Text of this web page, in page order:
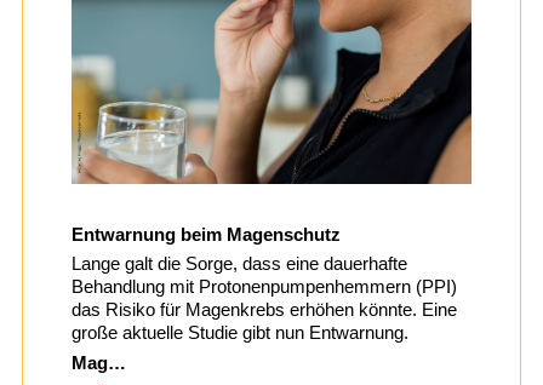
Entwarnung beim Magenschutz
Lange galt die Sorge, dass eine dauerhafte
Behandlung mit Protonenpumpenhemmern (PPI)
das Risiko für Magenkrebs erhöhen könnte. Eine
große aktuelle Studie gibt nun Entwarnung.
Mag…